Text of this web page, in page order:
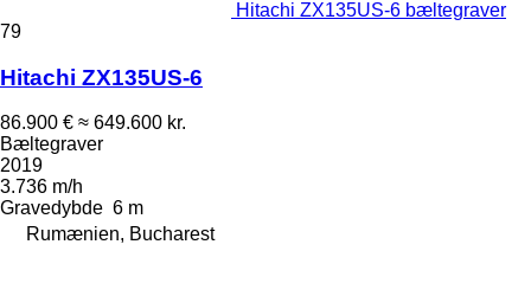
Hitachi ZX135US-6 bæltegraver
79
Hitachi ZX135US-6
86.900 € ≈ 649.600 kr.
Bæltegraver
2019
3.736 m/h
Gravedybde 6 m
Rumænien, Bucharest